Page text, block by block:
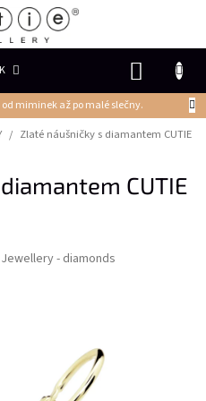
miminek až po malé slečny.
/ Zlaté náušničky s diamantem CUTIE
CUTIE
- diamonds